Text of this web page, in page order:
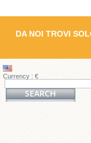
DA NOI TROVI
Currency : €